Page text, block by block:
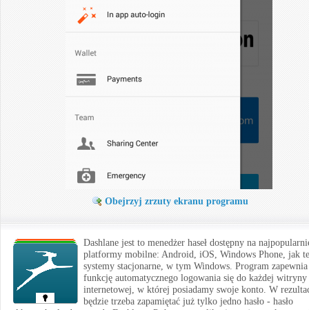
Obejrzyj zrzuty ekranu programu
Dashlane jest to menedżer haseł dostępny na
platformy mobilne: Android, iOS, Windows Phone, jak
systemy stacjonarne, w tym Windows. Program zapewnia
funkcję automatycznego logowania się do każdej witryny
internetowej, w której posiadamy swoje konto. W
będzie trzeba zapamiętać już tylko jedno hasło - hasło